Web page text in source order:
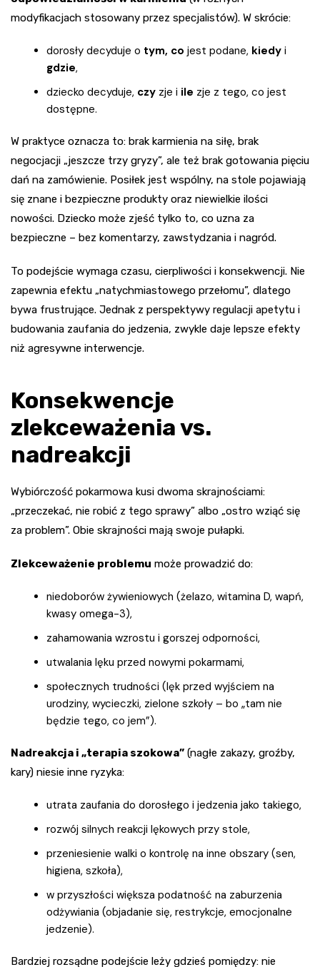
modyfikacjach stosowany przez specjalistów). W skrócie:
dorosły decyduje o tym, co jest podane, kiedy i
gdzie,
dziecko decyduje, czy zje i ile zje z tego, co jest
dostępne.
W praktyce oznacza to: brak karmienia na siłę, brak
negocjacji „jeszcze trzy gryzy”, ale też brak gotowania pięciu
dań na zamówienie. Posiłek jest wspólny, na stole pojawiają
się znane i bezpieczne produkty oraz niewielkie ilości
nowości. Dziecko może zjeść tylko to, co uzna za
bezpieczne – bez komentarzy, zawstydzania i nagród.
To podejście wymaga czasu, cierpliwości i konsekwencji. Nie
zapewnia efektu „natychmiastowego przełomu”, dlatego
bywa frustrujące. Jednak z perspektywy regulacji apetytu i
budowania zaufania do jedzenia, zwykle daje lepsze efekty
niż agresywne interwencje.
Konsekwencje
zlekceważenia vs.
nadreakcji
Wybiórczość pokarmowa kusi dwoma skrajnościami:
„przeczekać, nie robić z tego sprawy” albo „ostro wziąć się
za problem”. Obie skrajności mają swoje pułapki.
Zlekceważenie problemu może prowadzić do:
niedoborów żywieniowych (żelazo, witamina D, wapń,
kwasy omega-3),
zahamowania wzrostu i gorszej odporności,
utwalania lęku przed nowymi pokarmami,
społecznych trudności (lęk przed wyjściem na
urodziny, wycieczki, zielone szkoły – bo „tam nie
będzie tego, co jem”).
Nadreakcja i „terapia szokowa” (nagłe zakazy, groźby,
kary) niesie inne ryzyka:
utrata zaufania do dorosłego i jedzenia jako takiego,
rozwój silnych reakcji lękowych przy stole,
przeniesienie walki o kontrolę na inne obszary (sen,
higiena, szkoła),
w przyszłości większa podatność na zaburzenia
odżywiania (objadanie się, restrykcje, emocjonalne
jedzenie).
Bardziej rozsądne podejście leży gdzieś pomiędzy: nie